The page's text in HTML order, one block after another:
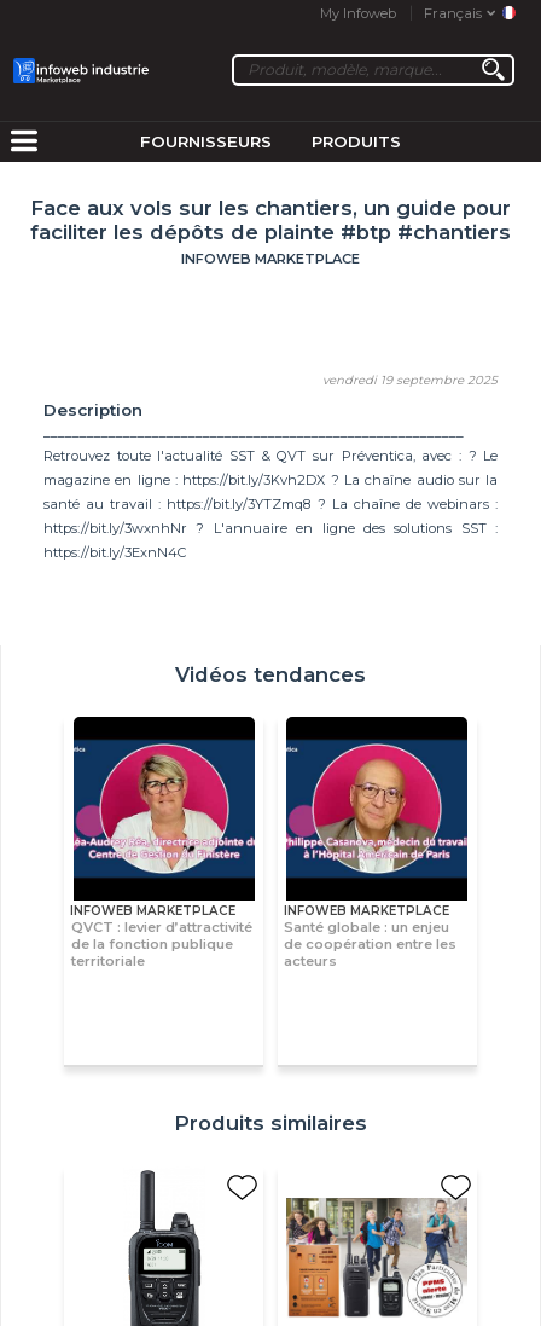
My Infoweb Français
FOURNISSEURS PRODUITS
Face aux vols sur les chantiers, un guide pour
faciliter les dépôts de plainte #btp #chantiers
INFOWEB MARKETPLACE
vendredi 19 septembre 2025
Description
Retrouvez toute l'actualité SST & QVT sur Préventica, avec : ? Le
magazine en ligne : https://bit.ly/3Kvh2DX ? La chaîne audio sur la
santé au travail : https://bit.ly/3YTZmq8 ? La chaîne de webinars :
https://bit.ly/3wxnhNr ? L'annuaire en ligne des solutions SST :
https://bit.ly/3ExnN4C
Vidéos tendances
INFOWEB MARKETPLACE
QVCT : levier d’attractivité
de la fonction publique
territoriale
INFOWEB MARKETPLACE
Santé globale : un enjeu
de coopération entre les
acteurs
Produits similaires